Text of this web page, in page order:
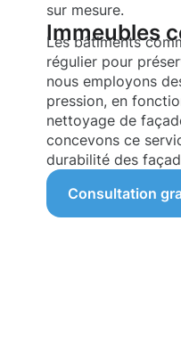
sur mesure.
Immeubles
Les bâtiments
régulier pour
nous employons
pression, en
nettoyage de
concevons ce
durabilité des
Consultation